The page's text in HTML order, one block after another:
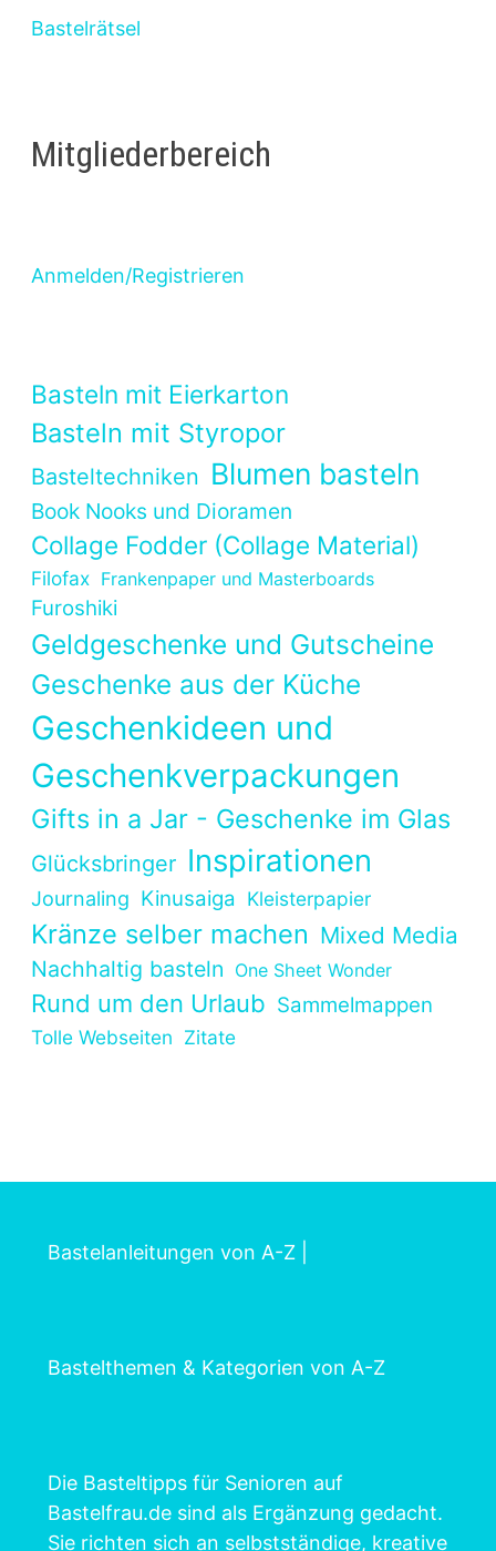
Bastelrätsel
Mitgliederbereich
Anmelden/Registrieren
Basteln mit Eierkarton
Basteln mit Styropor
Basteltechniken Blumen basteln
Book Nooks und Dioramen
Collage Fodder (Collage Material)
Filofax Frankenpaper und Masterboards
Furoshiki
Geldgeschenke und Gutscheine
Geschenke aus der Küche
Geschenkideen und
Geschenkverpackungen
Gifts in a Jar - Geschenke im Glas
Glücksbringer Inspirationen
Journaling Kinusaiga Kleisterpapier
Kränze selber machen Mixed Media
Nachhaltig basteln One Sheet Wonder
Rund um den Urlaub Sammelmappen
Tolle Webseiten Zitate
Bastelanleitungen von A-Z
Bastelthemen & Kategorien von A-Z
Die Basteltipps für Senioren auf
Bastelfrau.de sind als Ergänzung gedacht.
Sie richten sich an selbstständige, kreative